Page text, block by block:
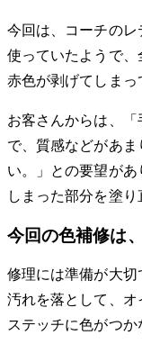
今回は、コーチのレ
使っていたようで
赤色が剥げてしまっ
お客さんからは、
で、質感などがあ
い。」との要望が
しまった部分を塗り
今回の色補修は
修理には準備が大
汚れを落として、
ステッチに色がつか